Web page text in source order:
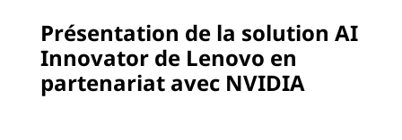
Présentation de la solution AI
Innovator de Lenovo en
partenariat avec NVIDIA